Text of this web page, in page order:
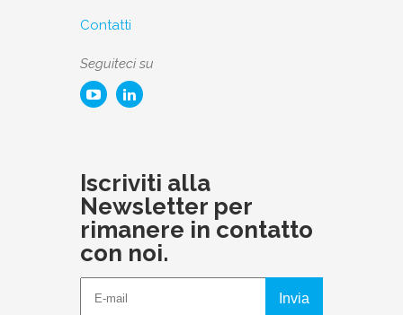
Contatti
Seguiteci su
Iscriviti alla
Newsletter per
rimanere in contatto
con noi.
Invia